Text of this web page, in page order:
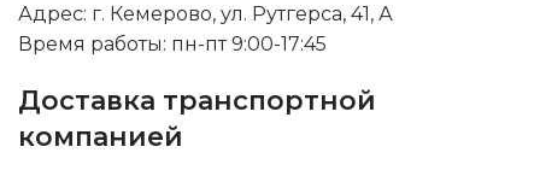
Адрес: г. Кемерово, ул. Рутгерса, 41, А
Время работы: пн-пт 9:00-17:45
Доставка транспортной
компанией